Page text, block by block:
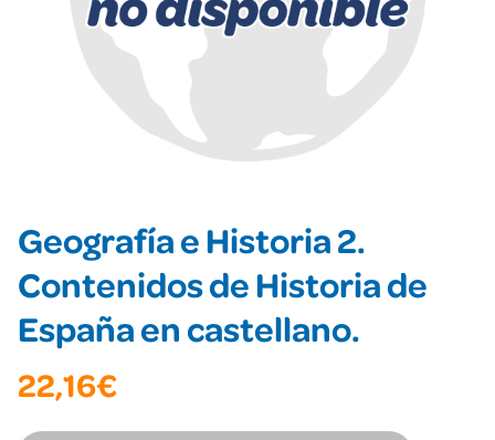
Geografía e Historia 2.
Contenidos de Historia de
España en castellano.
22,16€